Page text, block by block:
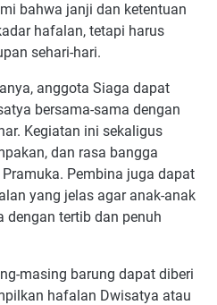
bahwa janji dan ketentuan
hafalan, tetapi harus
sehari-hari.
anggota Siaga dapat
bersama-sama dengan
Kegiatan ini sekaligus
dan rasa bangga
Pembina juga dapat
yang jelas agar anak-anak
dengan tertib dan penuh
masing barung dapat diberi
hafalan Dwisatya atau